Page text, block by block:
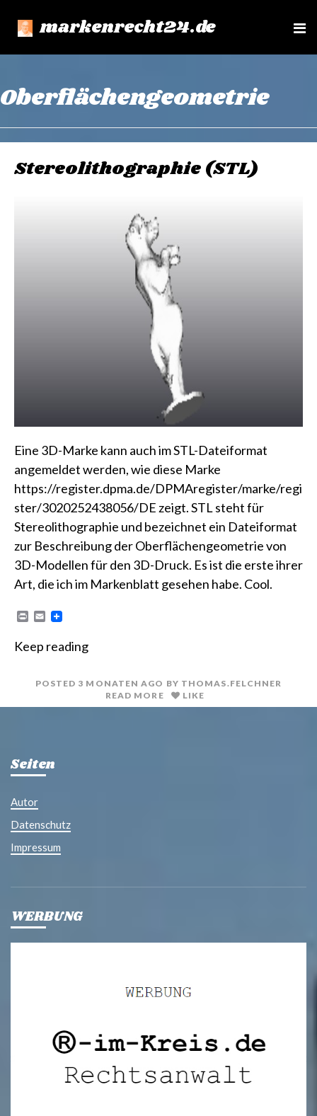
markenrecht24.de
e
Oberflächengeometrie
Stereolithographie (STL)
Eine 3D-Marke kann auch im STL-Dateiformat
angemeldet werden, wie diese Marke
https://register.dpma.de/DPMAregister/marke/regi
ster/3020252438056/DE zeigt. STL steht für
Stereolithographie und bezeichnet ein Dateiformat
zur Beschreibung der Oberflächengeometrie von
3D-Modellen für den 3D-Druck. Es ist die erste ihrer
Art, die ich im Markenblatt gesehen habe. Cool.
n
E
i
Keep reading
POSTED 3 MONATEN AGO BY THOMAS.FELCHNER
READ MORE
LIKE
Seiten
Autor
Datenschutz
Impressum
WERBUNG